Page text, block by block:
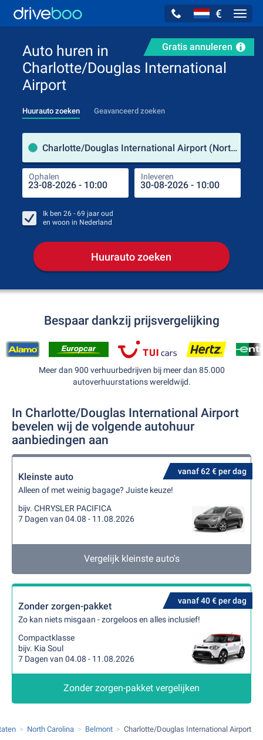
€
Gratis annuleren
Auto huren in
Charlotte/Douglas International
Airport
Huurauto zoeken Geavanceerd zoeken
Charlotte/Douglas International Airport (North Carolina / Verenigde Staten)
Ophalen Inleveren
Ik ben 26 - 69 jaar oud
en woon in Nederland
Huurauto zoeken
Bespaar dankzij prijsvergelijking
Meer dan 900 verhuurbedrijven bij meer dan 85.000
autoverhuurstations wereldwijd.
In Charlotte/Douglas International Airport
bevelen wij de volgende autohuur
aanbiedingen aan
vanaf 62 € per dag
Kleinste auto
Alleen of met weinig bagage? Juiste keuze!
bijv. CHRYSLER PACIFICA
7 Dagen van 04.08 - 11.08.2026
Vergelijk kleinste auto's
vanaf 40 € per dag
Zonder zorgen-pakket
Zo kan niets misgaan - zorgeloos en alles inclusief!
Compactklasse
bijv. Kia Soul
7 Dagen van 04.08 - 11.08.2026
Zonder zorgen-pakket vergelijken
North Carolina Belmont Charlotte/Douglas International Airport